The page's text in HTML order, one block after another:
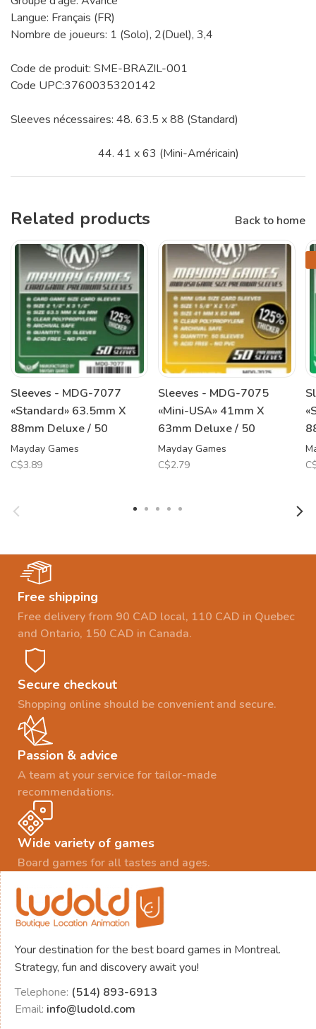
Langue: Français (FR)
Nombre de joueurs: 1 (Solo), 2(Duel), 3,4
Code de produit: SME-BRAZIL-001
Code UPC:3760035320142
Sleeves nécessaires: 48. 63.5 x 88 (Standard)
44. 41 x 63 (Mini-Américain)
Related products Back to home
Sleeves - MDG-7077
«Standard» 63.5mm X
88mm Deluxe / 50
Mayday Games
C$3.89
Sleeves - MDG-7075
«Mini-USA» 41mm X
63mm Deluxe / 50
Mayday Games
C$2.79
Free shipping
Free delivery from 90 CAD local, 110 CAD in Quebec
and Ontario, 150 CAD in Canada.
Secure checkout
Shopping online should be convenient and secure.
Passion & advice
A team at your service for tailor-made
recommendations.
Wide variety of games
Board games for all tastes and ages.
Your destination for the best board games in Montreal.
Strategy, fun and discovery await you!
Telephone: (514) 893-6913
Email: info@ludold.com